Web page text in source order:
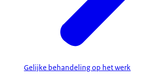
Gelijke behandeling op het werk